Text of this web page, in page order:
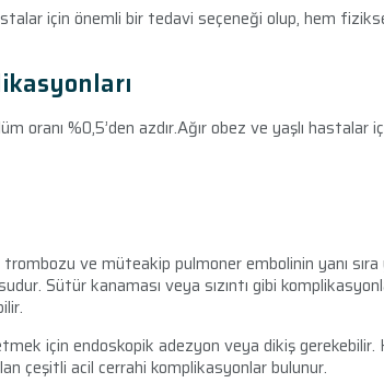
için önemli bir tedavi seçeneği olup, hem
oranı %0,5’den azdır.Ağır obez ve yaşlı hastalar
ve müteakip pulmoner embolinin yanı
Sütür kanaması veya sızıntı gibi
için endoskopik adezyon veya dikiş gerekebilir.
çeşitli acil cerrahi komplikasyonlar bulunur.